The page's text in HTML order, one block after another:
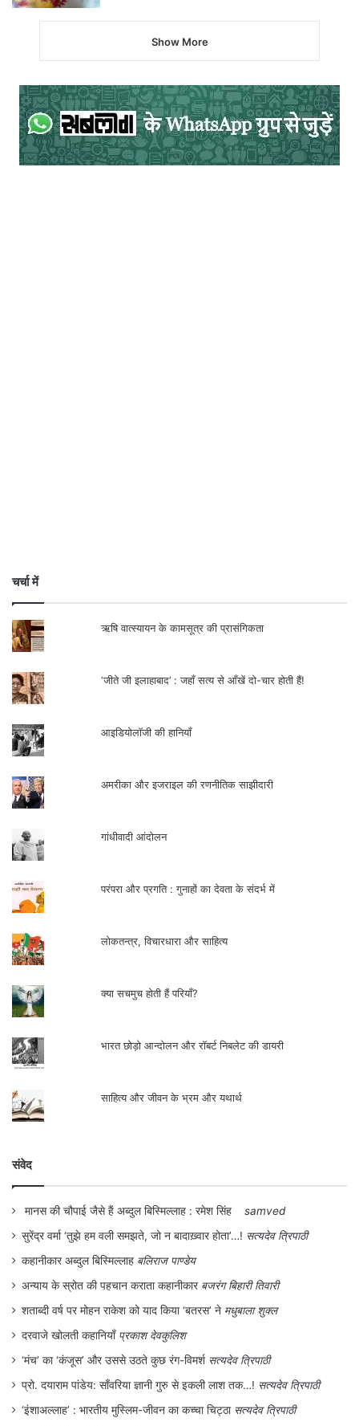
Show More
चर्चा में
ऋषि वात्स्यायन के कामसूत्र की प्रासंगिकता
‘जीते जी इलाहाबाद’ : जहाँ सत्य से आँखें दो-चार होती हैं!
आइडियोलॉजी की हानियाँ
अमरीका और इजराइल की रणनीतिक साझीदारी
गांधीवादी आंदोलन
परंपरा और प्रगति : गुनाहों का देवता के संदर्भ में
लोकतन्त्र, विचारधारा और साहित्य
क्या सचमुच होती हैं परियाँ?
भारत छोड़ो आन्दोलन और रॉबर्ट निबलेट की डायरी
साहित्य और जीवन के भ्रम और यथार्थ
संवेद
मानस की चौपाई जैसे हैं अब्दुल बिस्मिल्लाह : रमेश सिंह
samved
सुरेंद्र वर्मा ‘तुझे हम वली समझते, जो न बादाख़्वार होता’…! सत्यदेव त्रिपाठी
कहानीकार अब्दुल बिस्मिल्लाह बलिराज पाण्डेय
अन्याय के स्रोत की पहचान कराता कहानीकार बजरंग बिहारी तिवारी
शताब्दी वर्ष पर मोहन राकेश को याद किया ‘बतरस’ ने मधुबाला शुक्ल
दरवाजे खोलती कहानियाँ प्रकाश देवकुलिश
‘मंच’ का ‘कंजूस’ और उससे उठते कुछ रंग-विमर्श सत्यदेव त्रिपाठी
प्रो. दयाराम पांडेय: साँवरिया ज्ञानी गुरु से इकली लाश तक…! सत्यदेव त्रिपाठी
‘इंशाअल्लाह’ : भारतीय मुस्लिम-जीवन का कच्चा चिट्ठा सत्यदेव त्रिपाठी